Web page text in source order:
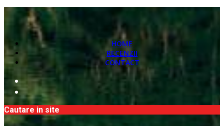
HOME
RECENZII
CONTACT
Cautare in site